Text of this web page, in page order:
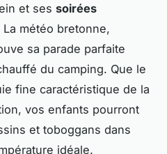
et ses soirées
La météo bretonne,
sa parade parfaite
du camping. Que le
fine caractéristique de la
vos enfants pourront
et toboggans dans
idéale.